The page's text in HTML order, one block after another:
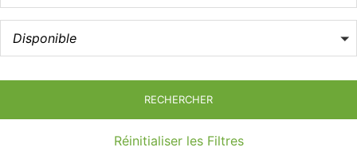
Disponible
RECHERCHER
Réinitialiser les Filtres